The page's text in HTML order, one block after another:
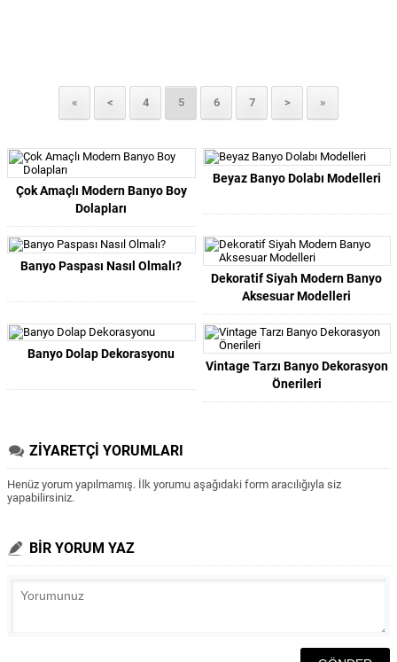
« < 4 5 6 7 > »
Çok Amaçlı Modern Banyo Boy
Dolapları
Beyaz Banyo Dolabı Modelleri
Banyo Paspası Nasıl Olmalı?
Dekoratif Siyah Modern Banyo
Aksesuar Modelleri
Banyo Dolap Dekorasyonu
Vintage Tarzı Banyo Dekorasyon
Önerileri
ZİYARETÇİ YORUMLARI
Henüz yorum yapılmamış. İlk yorumu aşağıdaki form aracılığıyla siz
yapabilirsiniz.
BİR YORUM YAZ